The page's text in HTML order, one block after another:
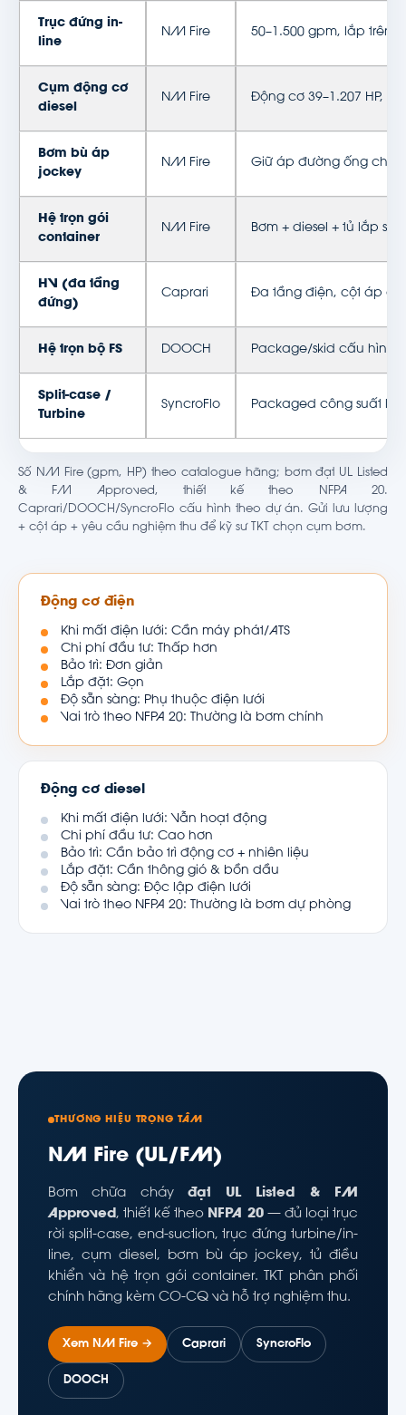
Trục đứng in-
line
NM Fire 50–1.500 gpm, lắp trên
Cụm động cơ
diesel
NM Fire Động cơ 39–1.207 HP,
Bơm bù áp
jockey
NM Fire Giữ áp đường ống
Hệ trọn gói
container
NM Fire Bơm + diesel + tủ lắp
HV (đa tầng
đứng)
Caprari Đa tầng điện, cột áp
Hệ trọn bộ FS DOOCH Package/skid cấu hình
Split-case /
Turbine
SyncroFlo Packaged công suất
Số NM Fire (gpm, HP) theo catalogue hãng; bơm đạt UL Listed
& FM Approved, thiết kế theo NFPA 20.
Caprari/DOOCH/SyncroFlo cấu hình theo dự án. Gửi lưu lượng
+ cột áp + yêu cầu nghiệm thu để kỹ sư TKT chọn cụm bơm.
Động cơ điện
Khi mất điện lưới: Cần máy phát/ATS
Chi phí đầu tư: Thấp hơn
Bảo trì: Đơn giản
Lắp đặt: Gọn
Độ sẵn sàng: Phụ thuộc điện lưới
Vai trò theo NFPA 20: Thường là bơm chính
Động cơ diesel
Khi mất điện lưới: Vẫn hoạt động
Chi phí đầu tư: Cao hơn
Bảo trì: Cần bảo trì động cơ + nhiên liệu
Lắp đặt: Cần thông gió & bồn dầu
Độ sẵn sàng: Độc lập điện lưới
Vai trò theo NFPA 20: Thường là bơm dự phòng
THƯƠNG HIỆU TRỌNG TÂM
NM Fire (UL/FM)
Bơm chữa cháy đạt UL Listed & FM
Approved, thiết kế theo NFPA 20— đủ loại trục
rời split-case, end-suction, trục đứng turbine/in-
line, cụm diesel, bơm bù áp jockey, tủ điều
khiển và hệ trọn gói container. TKT phân phối
chính hãng kèm CO-CQ và hỗ trợ nghiệm thu.
Xem NM Fire → Caprari SyncroFlo
DOOCH